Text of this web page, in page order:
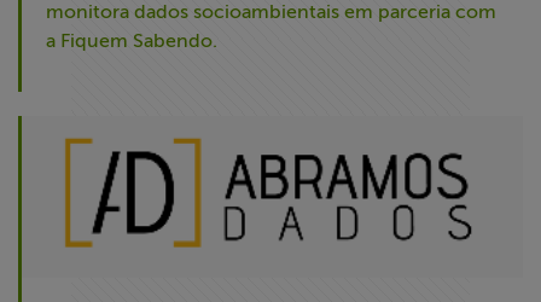
monitora dados socioambientais em parceria com
a Fiquem Sabendo.